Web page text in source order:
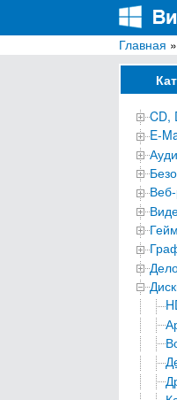
Главная »
CD,
E-